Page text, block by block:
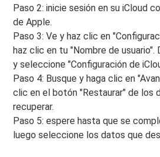
Paso 2: inicie sesión en su iCloud
de Apple.
Paso 3: Ve y haz clic en
haz clic en tu "Nombre de usuario".
y seleccione "Configuración de
Paso 4: Busque y haga clic en
clic en el botón "Restaurar" de los
recuperar.
Paso 5: espere hasta que se
luego seleccione los datos que